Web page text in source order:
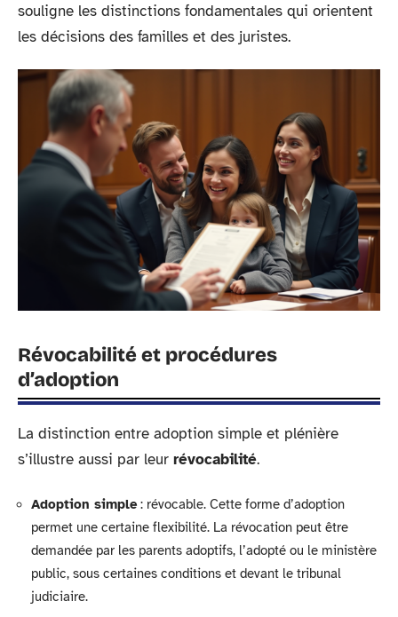
souligne les distinctions fondamentales qui orientent
les décisions des familles et des juristes.
Révocabilité et procédures
d’adoption
La distinction entre adoption simple et plénière
s’illustre aussi par leur révocabilité.
Adoption simple: révocable. Cette forme d’adoption
permet une certaine flexibilité. La révocation peut être
demandée par les parents adoptifs, l’adopté ou le ministère
public, sous certaines conditions et devant le tribunal
judiciaire.